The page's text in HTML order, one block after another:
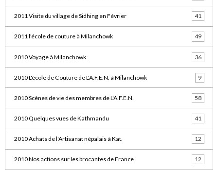
2011 Visite du village de Sidhing en Février 41
2011 l'école de couture à Milanchowk 49
2010 Voyage à Milanchowk 36
2010 L'école de Couture de L'A.F.E.N. à Milanchowk 9
2010 Scènes de vie des membres de L'A.F.E.N. 58
2010 Quelques vues de Kathmandu 41
2010 Achats de l'Artisanat népalais à Kat. 12
2010 Nos actions sur les brocantes de France 12